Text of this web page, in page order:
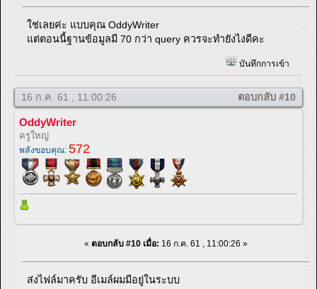
ใช่เลยค่ะ แบบคุณ OddyWriter
แต่ตอนนี้ฐานข้อมูลมี 70 กว่า query ควรจะทำยังไงดีคะ
บันทึกการเข้า
16 ก.ค. 61 , 11:00:26 ตอบกลับ #10
OddyWriter
ครูใหญ่
พลังขอบคุณ: 572
« ตอบกลับ #10 เมื่อ: 16 ก.ค. 61 , 11:00:26 »
ส่งไฟล์มาครับ อีเมล์ผมมีอยู่ในระบบ